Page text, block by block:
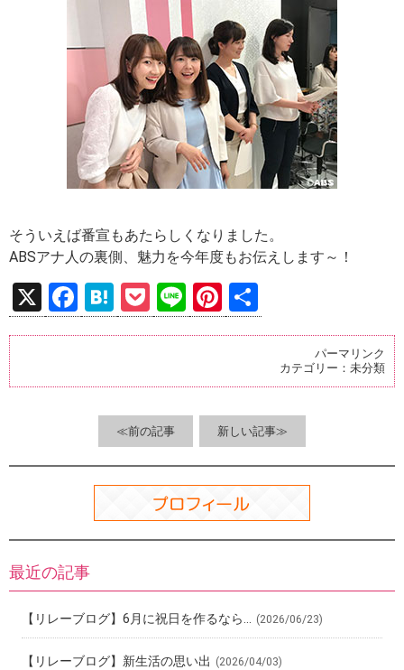
そういえば番宣もあたらしくなりました。
ABSアナ人の裏側、魅力を今年度もお伝えします～！
X
F
a
b
k
H
at
n
a
P
o
et
Li
n
Pi
nt
es
t
有
パーマリンク
カテゴリー： 未分類
≪前の記事 新しい記事≫
最近の記事
【リレーブログ】6月に祝日を作るなら… (2026/06/23)
【リレーブログ】新生活の思い出 (2026/04/03)